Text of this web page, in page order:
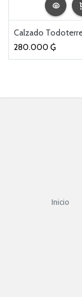
280.000 ₲
Inicio